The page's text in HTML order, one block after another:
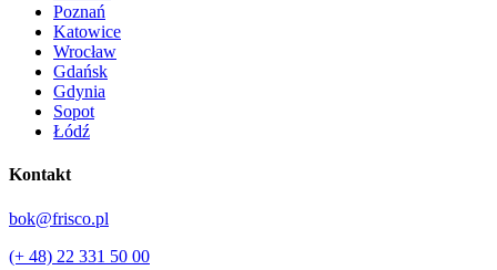
Poznań
Katowice
Wrocław
Gdańsk
Gdynia
Sopot
Łódź
Kontakt
bok@frisco.pl
(+ 48) 22 331 50 00